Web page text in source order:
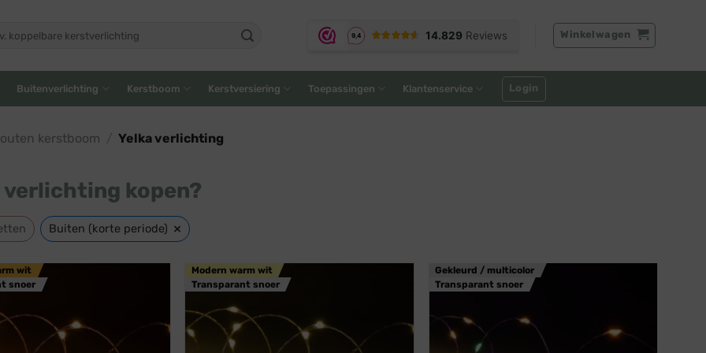
Winkelwagen
Buitenverlichting Kerstboom Kerstversiering Toepassingen Klantenservice Login
kerstboom Yelka verlichting
verlichting kopen?
Buiten (korte periode) ×
wit
snoer
Modern warm wit
Transparant snoer
Gekleurd / multicolor
Transparant snoer